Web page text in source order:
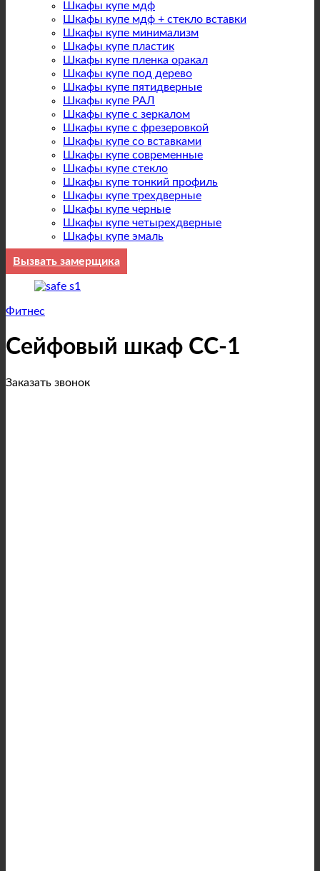
Шкафы купе мдф
Шкафы купе мдф + стекло вставки
Шкафы купе минимализм
Шкафы купе пластик
Шкафы купе пленка оракал
Шкафы купе под дерево
Шкафы купе пятидверные
Шкафы купе РАЛ
Шкафы купе с зеркалом
Шкафы купе с фрезеровкой
Шкафы купе со вставками
Шкафы купе современные
Шкафы купе стекло
Шкафы купе тонкий профиль
Шкафы купе трехдверные
Шкафы купе черные
Шкафы купе четырехдверные
Шкафы купе эмаль
Вызвать замерщика
Фитнес
Сейфовый шкаф СС-1
Заказать звонок